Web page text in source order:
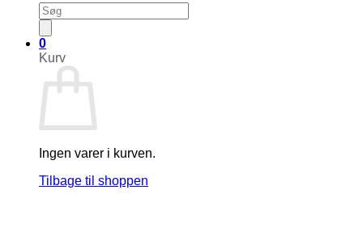
Products
search
0
Kurv
Ingen varer i kurven.
Tilbage til shoppen